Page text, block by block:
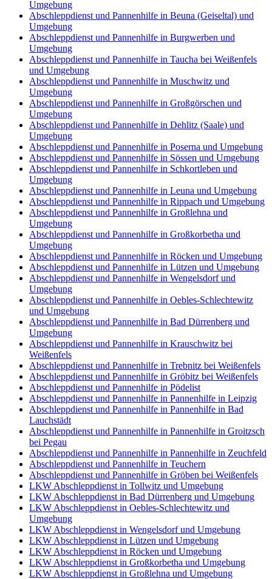
Umgebung
Abschleppdienst und Pannenhilfe in Beuna (Geiseltal) und
Umgebung
Abschleppdienst und Pannenhilfe in Burgwerben und
Umgebung
Abschleppdienst und Pannenhilfe in Taucha bei Weißenfels
und Umgebung
Abschleppdienst und Pannenhilfe in Muschwitz und
Umgebung
Abschleppdienst und Pannenhilfe in Großgörschen und
Umgebung
Abschleppdienst und Pannenhilfe in Dehlitz (Saale) und
Umgebung
Abschleppdienst und Pannenhilfe in Poserna und Umgebung
Abschleppdienst und Pannenhilfe in Sössen und Umgebung
Abschleppdienst und Pannenhilfe in Schkortleben und
Umgebung
Abschleppdienst und Pannenhilfe in Leuna und Umgebung
Abschleppdienst und Pannenhilfe in Rippach und Umgebung
Abschleppdienst und Pannenhilfe in Großlehna und
Umgebung
Abschleppdienst und Pannenhilfe in Großkorbetha und
Umgebung
Abschleppdienst und Pannenhilfe in Röcken und Umgebung
Abschleppdienst und Pannenhilfe in Lützen und Umgebung
Abschleppdienst und Pannenhilfe in Wengelsdorf und
Umgebung
Abschleppdienst und Pannenhilfe in Oebles-Schlechtewitz
und Umgebung
Abschleppdienst und Pannenhilfe in Bad Dürrenberg und
Umgebung
Abschleppdienst und Pannenhilfe in Krauschwitz bei
Weißenfels
Abschleppdienst und Pannenhilfe in Trebnitz bei Weißenfels
Abschleppdienst und Pannenhilfe in Gröbitz bei Weißenfels
Abschleppdienst und Pannenhilfe in Pödelist
Abschleppdienst und Pannenhilfe in Pannenhilfe in Leipzig
Abschleppdienst und Pannenhilfe in Pannenhilfe in Bad
Lauchstädt
Abschleppdienst und Pannenhilfe in Pannenhilfe in Groitzsch
bei Pegau
Abschleppdienst und Pannenhilfe in Pannenhilfe in Zeuchfeld
Abschleppdienst und Pannenhilfe in Teuchern
Abschleppdienst und Pannenhilfe in Gröben bei Weißenfels
LKW Abschleppdienst in Tollwitz und Umgebung
LKW Abschleppdienst in Bad Dürrenberg und Umgebung
LKW Abschleppdienst in Oebles-Schlechtewitz und
Umgebung
LKW Abschleppdienst in Wengelsdorf und Umgebung
LKW Abschleppdienst in Lützen und Umgebung
LKW Abschleppdienst in Röcken und Umgebung
LKW Abschleppdienst in Großkorbetha und Umgebung
LKW Abschleppdienst in Großlehna und Umgebung